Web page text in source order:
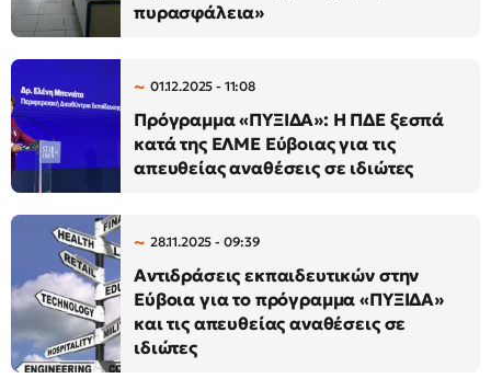
πυρασφάλεια»
01.12.2025 - 11:08
Πρόγραμμα «ΠΥΞΙΔΑ»: Η ΠΔΕ ξεσπά
κατά της ΕΛΜΕ Εύβοιας για τις
απευθείας αναθέσεις σε ιδιώτες
28.11.2025 - 09:39
Αντιδράσεις εκπαιδευτικών στην
Εύβοια για το πρόγραμμα «ΠΥΞΙΔΑ»
και τις απευθείας αναθέσεις σε
ιδιώτες